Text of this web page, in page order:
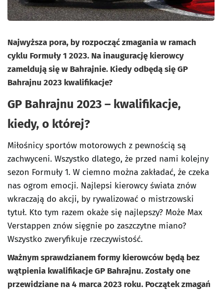
Najwyższa pora, by rozpocząć zmagania w ramach
cyklu Formuły 1 2023. Na inaugurację kierowcy
zameldują się w Bahrajnie. Kiedy odbędą się GP
Bahrajnu 2023 kwalifikacje?
GP Bahrajnu 2023 – kwalifikacje,
kiedy, o której?
Miłośnicy sportów motorowych z pewnością są
zachwyceni. Wszystko dlatego, że przed nami kolejny
sezon Formuły 1. W ciemno można zakładać, że czeka
nas ogrom emocji. Najlepsi kierowcy świata znów
wkraczają do akcji, by rywalizować o mistrzowski
tytuł. Kto tym razem okaże się najlepszy? Może Max
Verstappen znów sięgnie po zaszczytne miano?
Wszystko zweryfikuje rzeczywistość.
Ważnym sprawdzianem formy kierowców będą bez
wątpienia kwalifikacje GP Bahrajnu. Zostały one
przewidziane na 4 marca 2023 roku. Początek zmagań